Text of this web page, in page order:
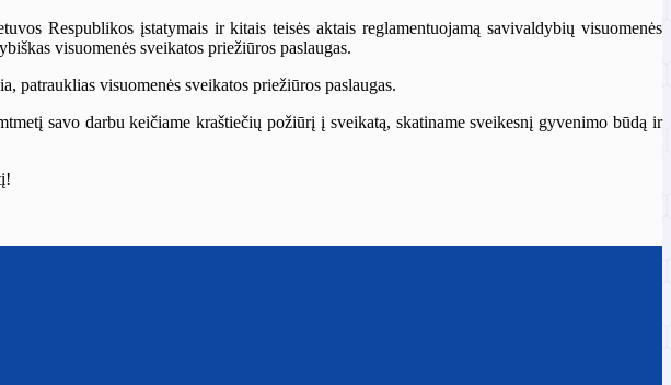
Respublikos įstatymais ir kitais teisės aktais reglamentuojamą savivaldybių visuomenės
visuomenės sveikatos priežiūros paslaugas.
patrauklias visuomenės sveikatos priežiūros paslaugas.
savo darbu keičiame kraštiečių požiūrį į sveikatą, skatiname sveikesnį gyvenimo būdą ir